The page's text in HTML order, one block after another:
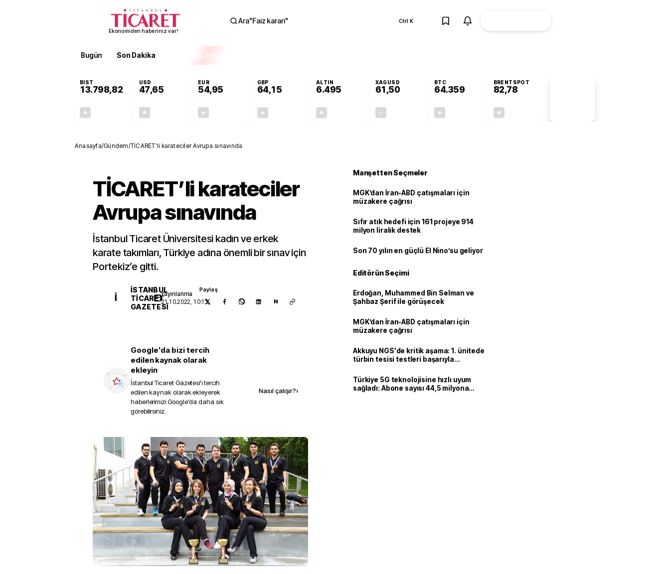
Ekonomiden haberiniz var!
Ara"Faiz kararı" Ctrl K
Bugün Son Dakika EKSTRA
BIST
13.798,82
USD
47,65
EUR
54,95
GBP
64,15
ALTIN
6.495
XAGUSD
61,50
BTC
64.359
BRENTSPOT
82,78
Anasayfa/Gündem/TİCARET’li karateciler Avrupa sınavında
TİCARET’li karateciler
Avrupa sınavında
İstanbul Ticaret Üniversitesi kadın ve erkek
karate takımları, Türkiye adına önemli bir sınav için
Portekiz’e gitti.
İ
İSTANBUL
TICARET
GAZETESI
Yayınlanma
21.10.2022, 10:13
Paylaş
N
Google'da bizi tercih
edilen kaynak olarak
ekleyin
İstanbul Ticaret Gazetesi'i tercih
edilen kaynak olarak ekleyerek
haberlerimizi Google'da daha sık
görebilirsiniz.
Nasıl çalışır?›
Manşetten Seçmeler
MGK’dan İran-ABD çatışmaları için
müzakere çağrısı
Sıfır atık hedefi için 161 projeye 914
milyon liralık destek
Son 70 yılın en güçlü El Nino’su geliyor
Editörün Seçimi
Erdoğan, Muhammed Bin Selman ve
Şahbaz Şerif ile görüşecek
MGK’dan İran-ABD çatışmaları için
müzakere çağrısı
Akkuyu NGS'de kritik aşama: 1. ünitede
türbin tesisi testleri başarıyla
Türkiye 5G teknolojisine hızlı uyum
sağladı: Abone sayısı 44,5 milyona